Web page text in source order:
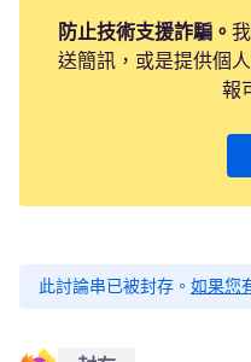
防止技術支援詐騙。
送簡訊，或是提供個
報
此討論串已被封存。 如果您